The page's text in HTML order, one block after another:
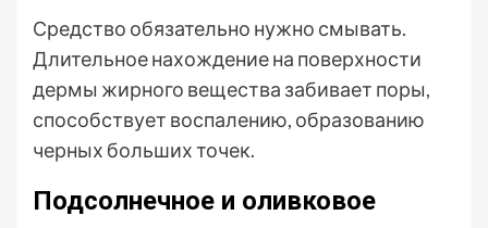
Средство обязательно нужно смывать.
Длительное нахождение на поверхности
дермы жирного вещества забивает поры,
способствует воспалению, образованию
черных больших точек.
Подсолнечное и оливковое